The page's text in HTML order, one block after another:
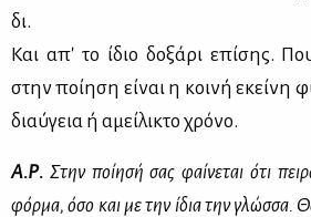
δι.
Και απ' το ίδιο δο­ξά­ρι επί­σης.
στην ποί­η­ση εί­ναι η κοι­νή εκεί­νη
διαύ­γεια ή αμεί­λι­κτο χρό­νο.
Α.Ρ. Στην ποί­η­σή σας φαί­νε­ται ότι
φόρ­μα, όσο και με την ίδια την γλώσ­σα.